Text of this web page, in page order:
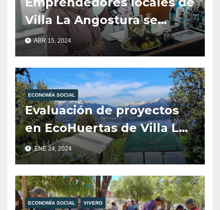
Villa La Angostura se
destacan en la Feria
“Tienda de Sabores” en
Neuquén
ABR 15, 2024
ECONOMÍA SOCIAL
Evaluación de proyectos
en EcoHuertas de Villa La
Angostura
ENE 24, 2024
ECONOMÍA SOCIAL VIVERO